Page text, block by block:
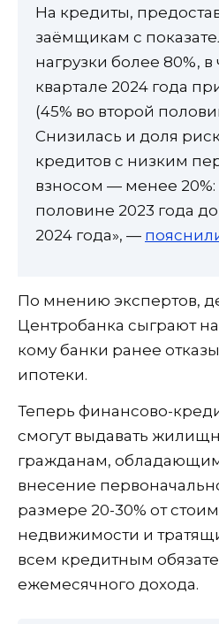
На кредиты,
заёмщикам с
нагрузки более 80%, в
квартале 2024 года
(45% во второй
Снизилась и доля
кредитов с низким
взносом — менее 20%:
половине 2023 года до
2024 года», —
По мнению экспертов,
Центробанка сыграют
кому банки ранее
ипотеки.
Теперь финансово-
смогут выдавать
гражданам,
внесение
размере 20-30% от
недвижимости и
всем кредитным
ежемесячного дохода.